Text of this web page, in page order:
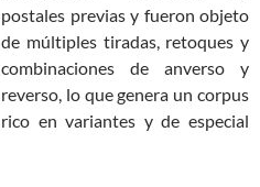
postales previas y fueron objeto
de múltiples tiradas, retoques y
combinaciones de anverso y
reverso, lo que genera un corpus
rico en variantes y de especial